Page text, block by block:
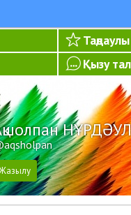
Таңдаулы
Қызу